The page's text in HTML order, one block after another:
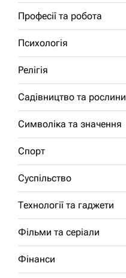
Професії та робота
Психологія
Релігія
Садівництво та рослини
Символіка та значення
Спорт
Суспільство
Технології та гаджети
Фільми та серіали
Фінанси